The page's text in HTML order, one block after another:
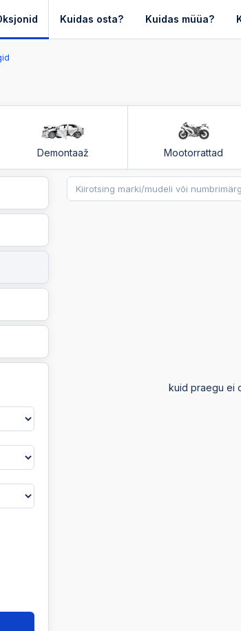
Kuidas osta? Kuidas müüa?
Demontaaž Mootorrattad
kuid praegu ei